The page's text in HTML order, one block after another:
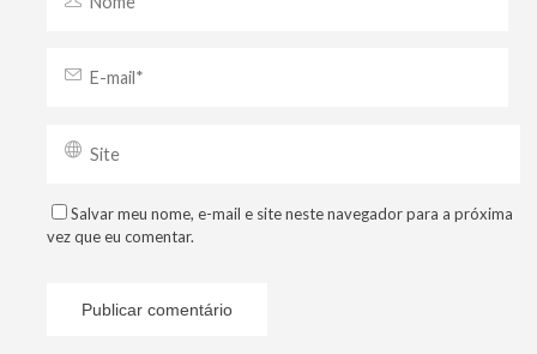
Salvar meu nome, e-mail e site neste navegador para a próxima
vez que eu comentar.